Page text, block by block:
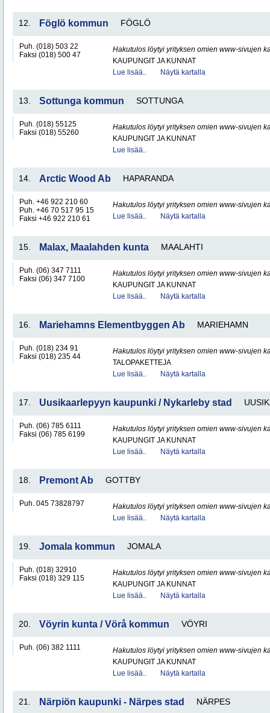
12. Föglö kommun FÖGLÖ
Puh. (018) 503 22
Faksi (018) 500 47
Hakutulos löytyi yrityksen omien www-sivujen
KAUPUNGIT JA KUNNAT
Lue lisää..
Näytä kartalla
13. Sottunga kommun SOTTUNGA
Puh. (018) 55125
Faksi (018) 55260
Hakutulos löytyi yrityksen omien www-sivujen
KAUPUNGIT JA KUNNAT
Lue lisää..
14. Arctic Wood Ab HAPARANDA
Puh. +46 922 210 60
Puh. +46 70 517 95 15
Faksi +46 922 210 61
Hakutulos löytyi yrityksen omien www-sivujen
Lue lisää..
Näytä kartalla
15. Malax, Maalahden kunta MAALAHTI
Puh. (06) 347 7111
Faksi (06) 347 7100
Hakutulos löytyi yrityksen omien www-sivujen
KAUPUNGIT JA KUNNAT
Lue lisää..
Näytä kartalla
16. Mariehamns Elementbyggen Ab MARIEHAMN
Puh. (018) 234 91
Faksi (018) 235 44
Hakutulos löytyi yrityksen omien www-sivujen
TALOPAKETTEJA
Lue lisää..
Näytä kartalla
17. Uusikaarlepyyn kaupunki / Nykarleby stad
Puh. (06) 785 6111
Faksi (06) 785 6199
Hakutulos löytyi yrityksen omien www-sivujen
KAUPUNGIT JA KUNNAT
Lue lisää..
Näytä kartalla
18. Premont Ab GOTTBY
Puh. 045 73828797
Hakutulos löytyi yrityksen omien www-sivujen
Lue lisää..
Näytä kartalla
19. Jomala kommun JOMALA
Puh. (018) 32910
Faksi (018) 329 115
Hakutulos löytyi yrityksen omien www-sivujen
KAUPUNGIT JA KUNNAT
Lue lisää..
Näytä kartalla
20. Vöyrin kunta / Vörå kommun VÖYRI
Puh. (06) 382 1111
Hakutulos löytyi yrityksen omien www-sivujen
KAUPUNGIT JA KUNNAT
Lue lisää..
Näytä kartalla
21. Närpiön kaupunki - Närpes stad NÄRPES